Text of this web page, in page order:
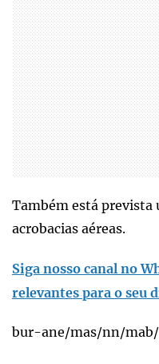
Também está prevista
acrobacias aéreas.
Siga nosso canal no
relevantes para o seu
bur-ane/mas/nn/